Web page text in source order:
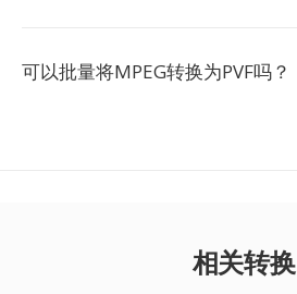
可以批量将MPEG转换为PVF吗？
相关转换